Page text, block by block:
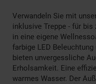
Verwandeln Sie mit
inklusive Treppe - für bis
in eine eigene
farbige LED
bieten unvergessliche
Erholsamkeit. Eine
warmes Wasser. Der